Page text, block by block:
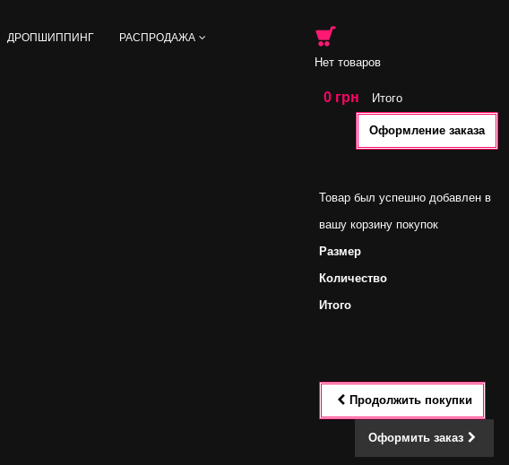
Нет товаров
0 грн Итого
Оформление заказа
Товар был успешно добавлен в
вашу корзину покупок
Размер
Количество
Итого
Продолжить покупки
Оформить заказ
ДРОПШИППИНГ РАСПРОДАЖА